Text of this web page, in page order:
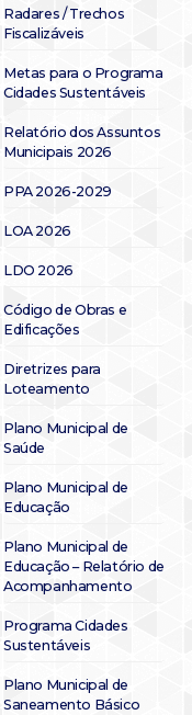
Radares / Trechos
Fiscalizáveis
Metas para o Programa
Cidades Sustentáveis
Relatório dos Assuntos
Municipais 2026
PPA 2026-2029
LOA 2026
LDO 2026
Código de Obras e
Edificações
Diretrizes para
Loteamento
Plano Municipal de
Saúde
Plano Municipal de
Educação
Plano Municipal de
Educação – Relatório de
Acompanhamento
Programa Cidades
Sustentáveis
Plano Municipal de
Saneamento Básico